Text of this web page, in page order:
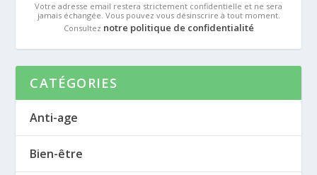
Votre adresse email restera strictement confidentielle et ne sera
jamais échangée. Vous pouvez vous désinscrire à tout moment.
Consultez notre politique de confidentialité
CATÉGORIES
Anti-age
Bien-être